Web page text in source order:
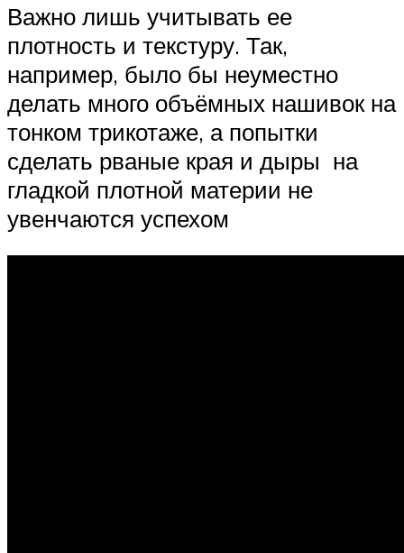
Важно лишь учитывать ее
плотность и текстуру. Так,
например, было бы неуместно
делать много объёмных нашивок на
тонком трикотаже, а попытки
сделать рваные края и дыры на
гладкой плотной материи не
увенчаются успехом